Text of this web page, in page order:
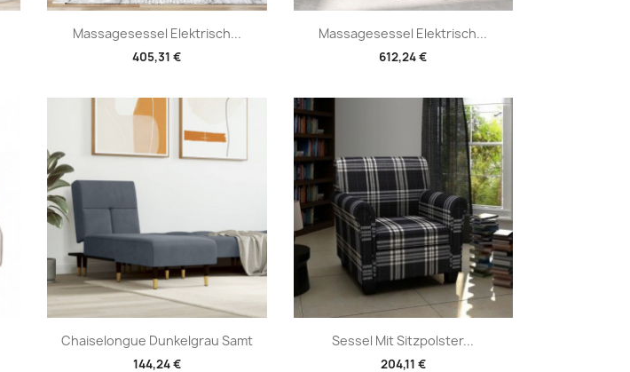
Massagesessel Elektrisch...
405,31 €
Vorschau Massagesessel Elektrisch...
612,24 €
Vorschau
Chaiselongue Dunkelgrau Samt
144,24 €
Vorschau Sessel Mit Sitzpolster...
204,11 €
Vorschau